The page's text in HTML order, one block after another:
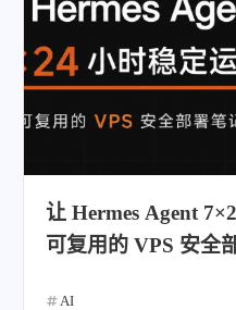
让 Hermes Agent
可复用的 VPS 安全
AI